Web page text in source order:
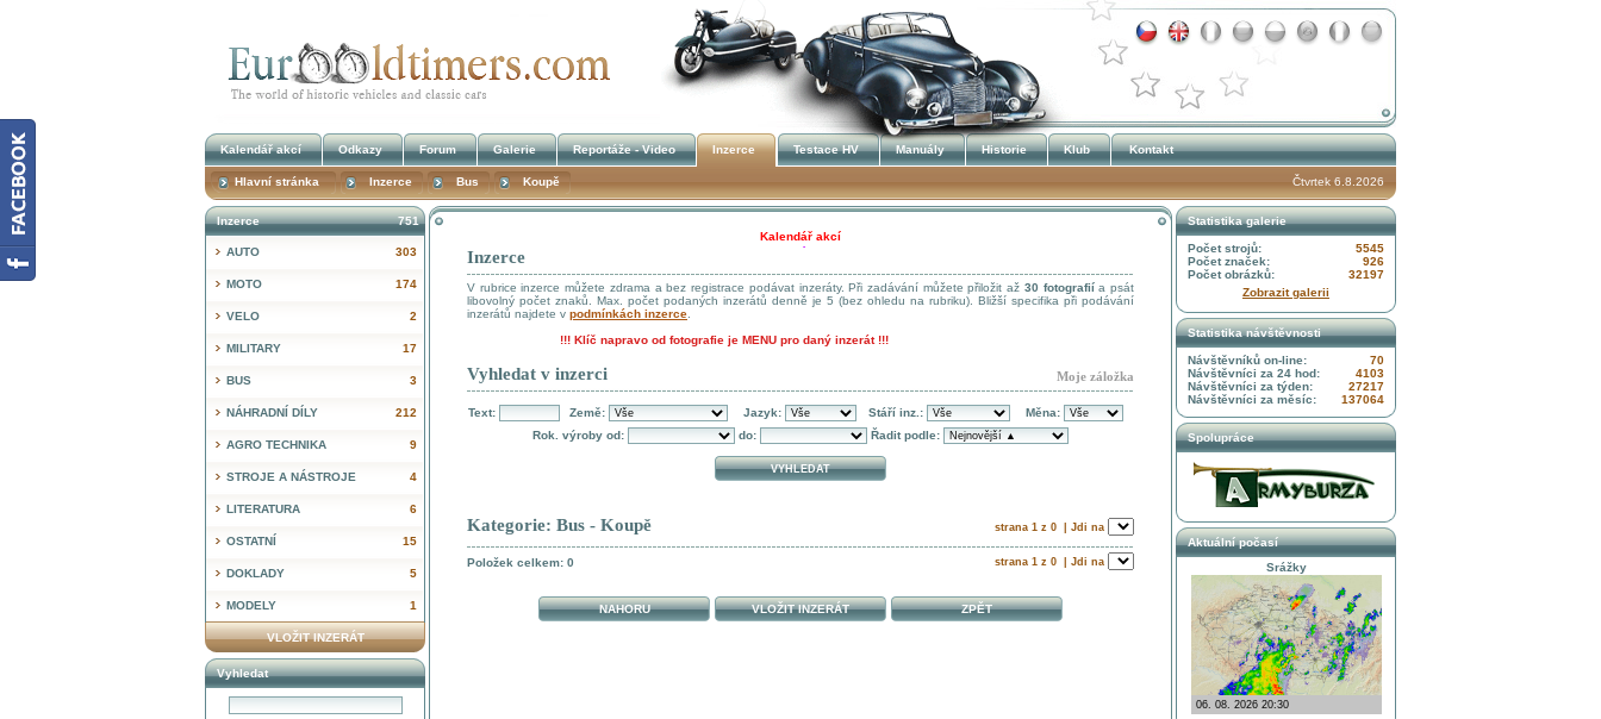
Inzerce
V rubrice inzerce můžete zdrama a bez registrace podávat inzeráty. Při zadávání můžete přiložit až 30 fotografiía psát
libovolný počet znaků. Max. počet podaných inzerátů denně je 5 (bez ohledu na rubriku). Bližší specifika při podávání
inzerátů najdete v podmínkách inzerce
!!! Klíč napravo od fotografie je MENU pro daný inzerát !!!
Moje záložka
Vyhledat v inzerci
Text: Země: Jazyk: Stáří inz.:
Měna:
Rok. výroby od:
do: Řadit podle:
strana 1 z 0 | Jdi na
Kategorie: Bus - Koupě
strana 1 z 0 | Jdi na
Položek celkem: 0
NAHORU VLOŽIT INZERÁT ZPĚT
751
Inzerce
303
AUTO
174
MOTO
2
VELO
17
MILITARY
3
BUS
212
NÁHRADNÍ DÍLY
9
AGRO TECHNIKA
4
STROJE A NÁSTROJE
6
LITERATURA
15
OSTATNÍ
5
DOKLADY
1
MODELY
VLOŽIT INZERÁT
Vyhledat
Statistika galerie
5545
Počet strojů:
926
Počet značek:
32197
Počet obrázků:
Zobrazit galerii
Statistika návštěvnosti
70
Návštěvníků on-line:
4103
Návštěvníci za 24 hod:
27217
Návštěvníci za týden:
137064
Návštěvníci za měsíc:
Spolupráce
Aktuální počasí
Srážky
Čtvrtek 6.8.2026
Kalendář akcí Odkazy Forum Galerie Reportáže - Video Inzerce Testace HV Manuály Historie Klub Kontakt
Hlavní stránka Inzerce Bus Koupě
Kalendář akcí